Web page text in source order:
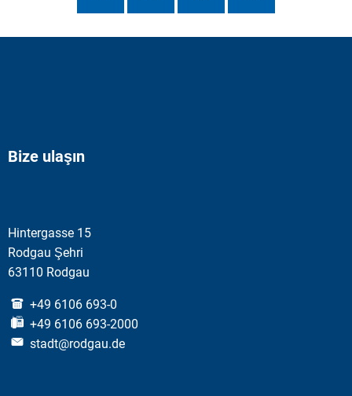
Bize ulaşın
Hintergasse 15
Rodgau Şehri
63110 Rodgau
+49 6106 693-0
+49 6106 693-2000
stadt@rodgau.de